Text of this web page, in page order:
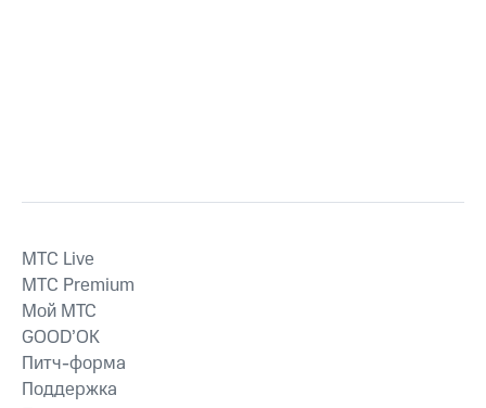
MTС Live
MTС Premium
Мой МТС
GOOD’OK
Питч-форма
Поддержка